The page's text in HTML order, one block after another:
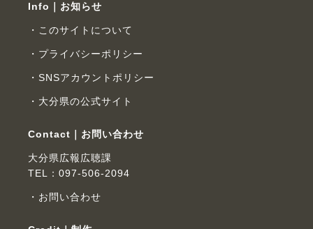
Info｜お知らせ
このサイトについて
プライバシーポリシー
SNSアカウントポリシー
大分県の公式サイト
Contact｜お問い合わせ
大分県広報広聴課
TEL：097-506-2094
お問い合わせ